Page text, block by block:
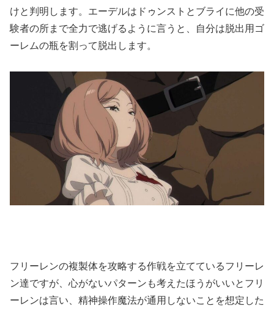
けと判明します。エーデルはドゥンストとブライに他の受
験者の所まで全力で逃げるように言うと、自分は脱出用ゴ
ーレムの瓶を割って脱出します。
フリーレンの複製体を攻略する作戦を立てているフリーレ
ン達ですが、心がないパターンも考えたほうがいいとフリ
ーレンは言い、精神操作魔法が通用しないことを想定した